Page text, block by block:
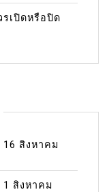
เปิดหรือปิด
สิงหาคม
1 สิงหาคม